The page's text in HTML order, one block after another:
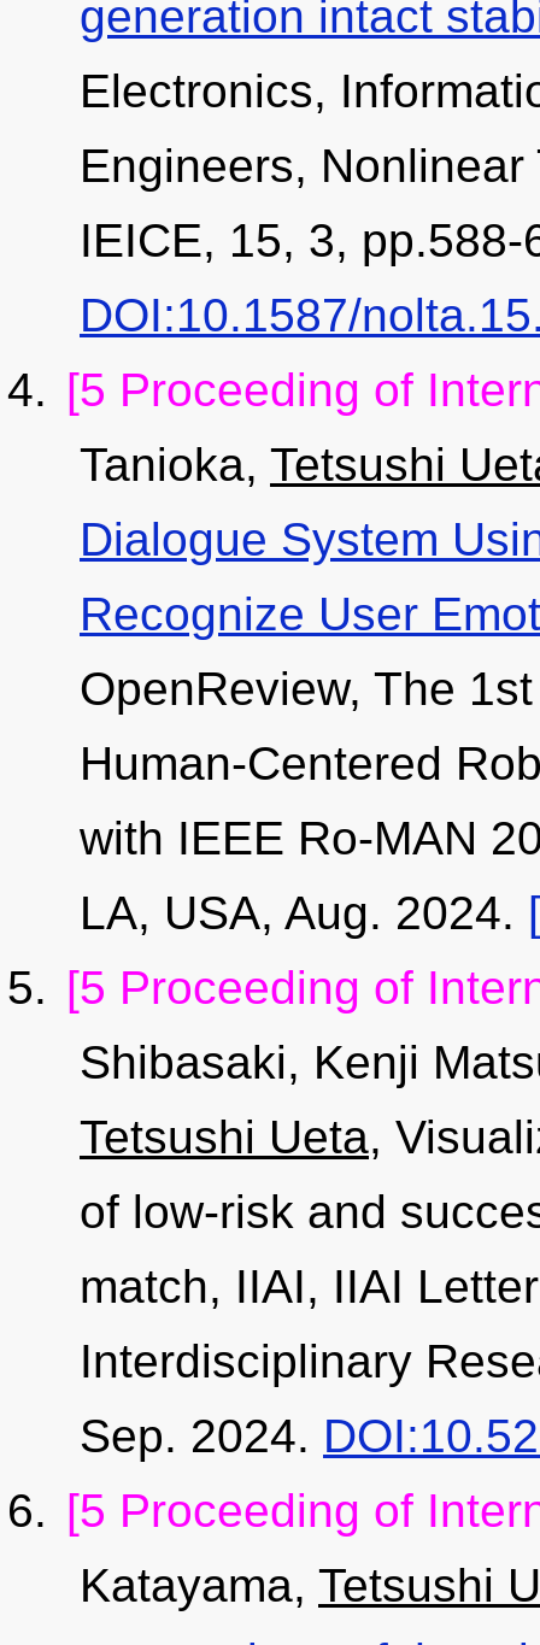
generation intact
Electronics,
Engineers,
IEICE, 15, 3,
DOI:10.1587/
[5 Proceeding of
Tanioka, Tetsushi
Dialogue System
Recognize User
OpenReview, The
Human-Centered
with IEEE Ro-MAN
LA, USA, Aug. 2024.
[5 Proceeding of
Shibasaki, Kenji
Tetsushi Ueta,
of low-risk and
match, IIAI, IIAI
Interdisciplinary
Sep. 2024.
[5 Proceeding of
Katayama, Tetsushi